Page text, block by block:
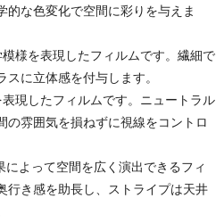
な色変化で空間に彩りを与えま
様を表現したフィルムです。繊細で
に立体感を付与します。
現したフィルムです。ニュートラル
の雰囲気を損ねずに視線をコントロ
よって空間を広く演出できるフィ
行き感を助長し、ストライプは天井